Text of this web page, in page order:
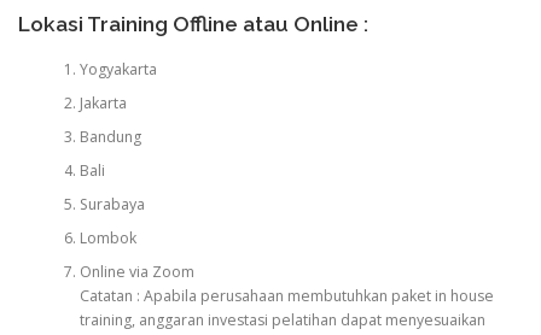
Lokasi Training Offline atau Online :
Yogyakarta
Jakarta
Bandung
Bali
Surabaya
Lombok
Online via Zoom
Catatan : Apabila perusahaan membutuhkan paket in house
training, anggaran investasi pelatihan dapat menyesuaikan